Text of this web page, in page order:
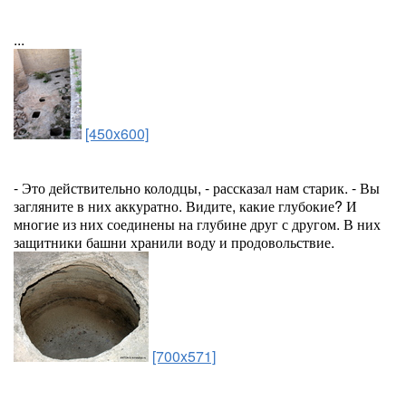
...
[450x600]
- Это действительно колодцы, - рассказал нам старик. - Вы
загляните в них аккуратно. Видите, какие глубокие? И
многие из них соединены на глубине друг с другом. В них
защитники башни хранили воду и продовольствие.
[700x571]